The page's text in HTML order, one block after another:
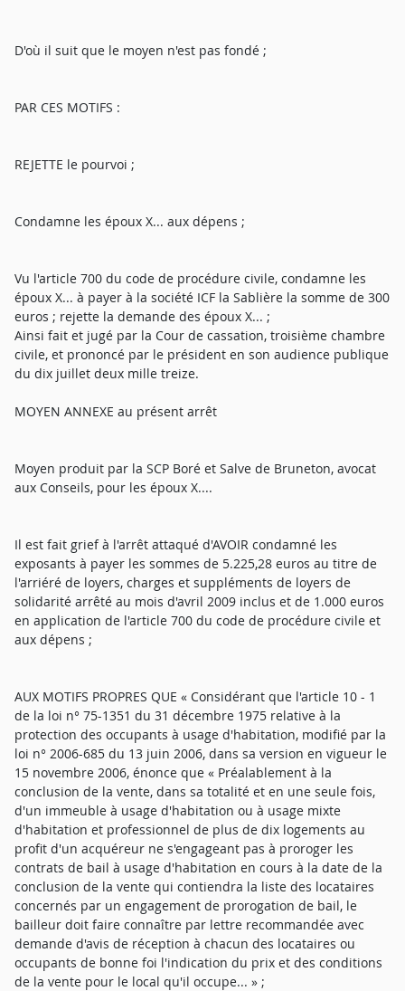
D'où il suit que le moyen n'est pas fondé ;
PAR CES MOTIFS :
REJETTE le pourvoi ;
Condamne les époux X... aux dépens ;
Vu l'article 700 du code de procédure civile, condamne les
époux X... à payer à la société ICF la Sablière la somme de 300
euros ; rejette la demande des époux X... ;
Ainsi fait et jugé par la Cour de cassation, troisième chambre
civile, et prononcé par le président en son audience publique
du dix juillet deux mille treize.
MOYEN ANNEXE au présent arrêt
Moyen produit par la SCP Boré et Salve de Bruneton, avocat
aux Conseils, pour les époux X....
Il est fait grief à l'arrêt attaqué d'AVOIR condamné les
exposants à payer les sommes de 5.225,28 euros au titre de
l'arriéré de loyers, charges et suppléments de loyers de
solidarité arrêté au mois d'avril 2009 inclus et de 1.000 euros
en application de l'article 700 du code de procédure civile et
aux dépens ;
AUX MOTIFS PROPRES QUE « Considérant que l'article 10 - 1
de la loi n° 75-1351 du 31 décembre 1975 relative à la
protection des occupants à usage d'habitation, modifié par la
loi n° 2006-685 du 13 juin 2006, dans sa version en vigueur le
15 novembre 2006, énonce que « Préalablement à la
conclusion de la vente, dans sa totalité et en une seule fois,
d'un immeuble à usage d'habitation ou à usage mixte
d'habitation et professionnel de plus de dix logements au
profit d'un acquéreur ne s'engageant pas à proroger les
contrats de bail à usage d'habitation en cours à la date de la
conclusion de la vente qui contiendra la liste des locataires
concernés par un engagement de prorogation de bail, le
bailleur doit faire connaître par lettre recommandée avec
demande d'avis de réception à chacun des locataires ou
occupants de bonne foi l'indication du prix et des conditions
de la vente pour le local qu'il occupe... » ;